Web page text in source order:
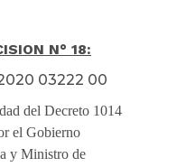
N° 18:
03222 00
del Decreto 1014
el Gobierno
y Ministro de